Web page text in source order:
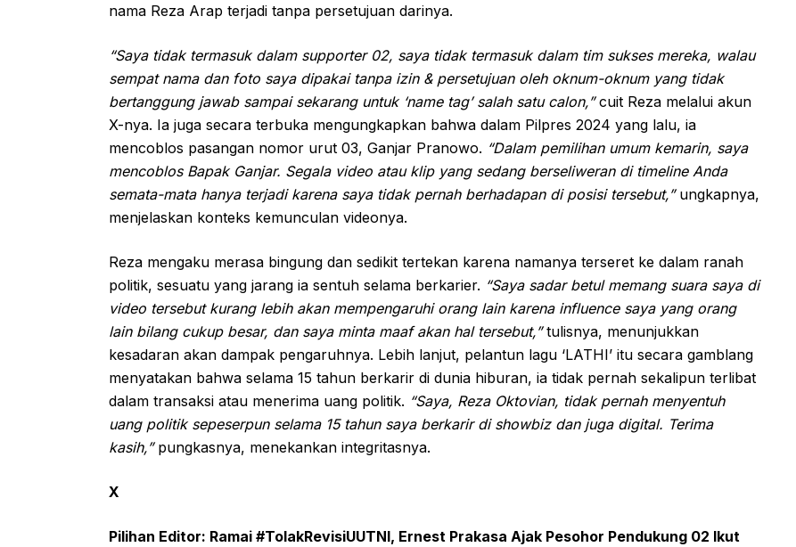
nama Reza Arap terjadi tanpa persetujuan darinya.
“Saya tidak termasuk dalam supporter 02, saya tidak termasuk dalam tim sukses mereka, walau
sempat nama dan foto saya dipakai tanpa izin & persetujuan oleh oknum-oknum yang tidak
bertanggung jawab sampai sekarang untuk ‘name tag’ salah satu calon,”cuit Reza melalui akun
X-nya. Ia juga secara terbuka mengungkapkan bahwa dalam Pilpres 2024 yang lalu, ia
mencoblos pasangan nomor urut 03, Ganjar Pranowo. “Dalam pemilihan umum kemarin, saya
mencoblos Bapak Ganjar. Segala video atau klip yang sedang berseliweran di timeline Anda
semata-mata hanya terjadi karena saya tidak pernah berhadapan di posisi tersebut,”ungkapnya,
menjelaskan konteks kemunculan videonya.
Reza mengaku merasa bingung dan sedikit tertekan karena namanya terseret ke dalam ranah
politik, sesuatu yang jarang ia sentuh selama berkarier. “Saya sadar betul memang suara saya di
video tersebut kurang lebih akan mempengaruhi orang lain karena influence saya yang orang
lain bilang cukup besar, dan saya minta maaf akan hal tersebut,”tulisnya, menunjukkan
kesadaran akan dampak pengaruhnya. Lebih lanjut, pelantun lagu ‘LATHI’ itu secara gamblang
menyatakan bahwa selama 15 tahun berkarir di dunia hiburan, ia tidak pernah sekalipun terlibat
dalam transaksi atau menerima uang politik. “Saya, Reza Oktovian, tidak pernah menyentuh
uang politik sepeserpun selama 15 tahun saya berkarir di showbiz dan juga digital. Terima
kasih,”pungkasnya, menekankan integritasnya.
X
Pilihan Editor: Ramai #TolakRevisiUUTNI, Ernest Prakasa Ajak Pesohor Pendukung 02 Ikut